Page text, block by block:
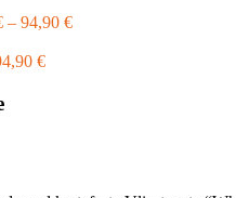
– 94,90 €
€